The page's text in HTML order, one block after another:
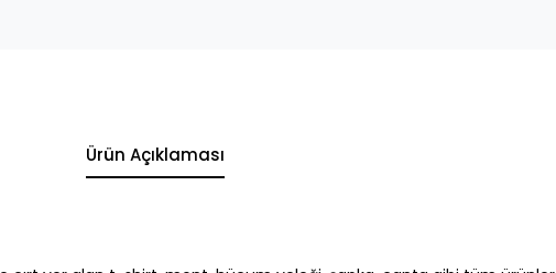
Ürün Açıklaması